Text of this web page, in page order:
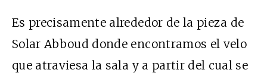
Es precisamente alrededor de la pieza de
Solar Abboud donde encontramos el velo
que atraviesa la sala y a partir del cual se